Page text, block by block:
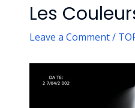
Les
Leave a Comment/